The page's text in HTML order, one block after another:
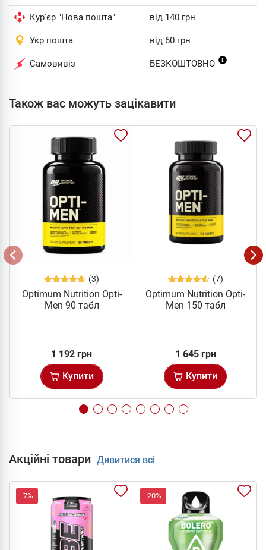
Кур'єр "Нова пошта" від 140 грн
Укр пошта від 60 грн
Самовивіз БЕЗКОШТОВНО
Також вас можуть зацікавити
(3)
Optimum Nutrition Opti-
Men 90 табл
1 192 грн
Купити
(7)
Optimum Nutrition Opti-
Men 150 табл
1 645 грн
Купити
Акційні товари Дивитися всі
-7% -20%